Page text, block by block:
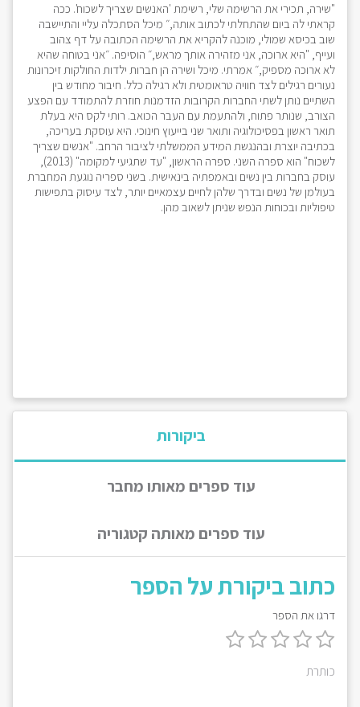
"שירה, תכירי את הרשימה שלי, רשימת 'האנשים שצריך לשכוח'. ככה
קראתי לה ביום שהתחלתי לכתוב אותה,״ מיכל הסתכלה עליי והתיישבה
שוב בכיסא שמולי, מוכנה להקריא את הרשימה הכתובה על דף צהוב
ועייף, "היא ארוכה, אני מזהירה אותך מראש,״ הוסיפה. ״אני בטוחה שהיא
לא ארוכה מספיק,״ אמרתי. מיכל ושירה הן חברות ילדות החולקות זיכרונות
נעורים רגילים לצד חוויה טראומטית ולא רגילה כלל. חיבור מחודש בין
השתיים נותן לשתי החברות הקרובות הזדמנות חוזרת להתמודד עם הפצע
הצורב, שנותר פתוח, ולהתעמת עם העבר הכואב. רותי לקס היא בעלת
תואר ראשון בפסיכולוגיה ותואר שני בייעוץ חינוכי. היא עוסקת בעריכה,
בכתיבה יוצרת ובהנגשת המידע הממשלתי לציבור הרחב. "אנשים שצריך
לשכוח" הוא ספרה השני. ספרה הראשון, "עד שתגיעי למקומה" (2013),
עוסק בחברות בין נשים ובאמפתיה בינאישית. בשני ספריה נוגעת המחברת
בעולמן של נשים ובדרך שלהן לחיים עצמאיים יותר, לצד עיסוק בתפישות
טיפוליות ובכוחות הנפש שניתן לשאוב מהן.
ביקורות
עוד ספרים מאותו מחבר
עוד ספרים מאותה קטגוריה
כתוב ביקורת על הספר
דרגו את הספר
כותרת